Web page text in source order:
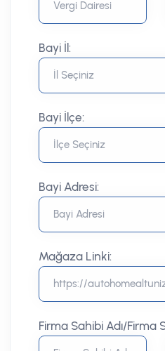
Bayi İl:
Bayi İlçe:
Bayi Adresi:
Mağaza Linki:
Firma Sahibi Adı/Firma